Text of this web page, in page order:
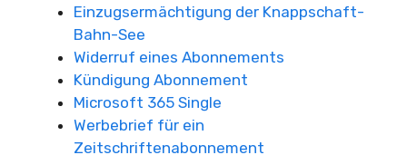
Einzugsermächtigung der Knappschaft-
Bahn-See
Widerruf eines Abonnements
Kündigung Abonnement
Microsoft 365 Single
Werbebrief für ein
Zeitschriftenabonnement